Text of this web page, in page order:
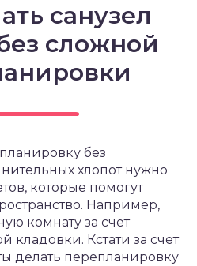
санузел
сложной
без
хлопот нужно
которые помогут
Например,
комнату за счет
Кстати за счет
делать перепланировку